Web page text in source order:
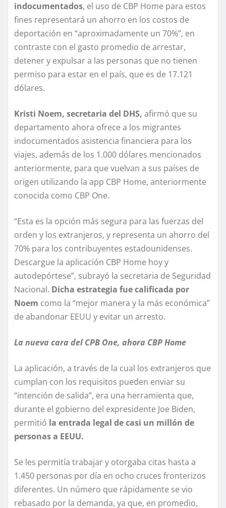
indocumentados, el uso de CBP Home para estos
fines representará un ahorro en los costos de
deportación en “aproximadamente un 70%”, en
contraste con el gasto promedio de arrestar,
detener y expulsar a las personas que no tienen
permiso para estar en el país, que es de 17.121
dólares.
Kristi Noem, secretaria del DHS, afirmó que su
departamento ahora ofrece a los migrantes
indocumentados asistencia financiera para los
viajes, además de los 1.000 dólares mencionados
anteriormente, para que vuelvan a sus países de
origen utilizando la app CBP Home, anteriormente
conocida como CBP One.
“Esta es la opción más segura para las fuerzas del
orden y los extranjeros, y representa un ahorro del
70% para los contribuyentes estadounidenses.
Descargue la aplicación CBP Home hoy y
autodepórtese”, subrayó la secretaria de Seguridad
Nacional. Dicha estrategia fue calificada por
Noem como la “mejor manera y la más económica”
de abandonar EEUU y evitar un arresto.
La nueva cara del CPB One, ahora CBP Home
La aplicación, a través de la cual los extranjeros que
cumplan con los requisitos pueden enviar su
“intención de salida”, era una herramienta que,
durante el gobierno del expresidente Joe Biden,
permitió la entrada legal de casi un millón de
personas a EEUU.
Se les permitía trabajar y otorgaba citas hasta a
1.450 personas por día en ocho cruces fronterizos
diferentes. Un número que rápidamente se vio
rebasado por la demanda, ya que, en promedio,